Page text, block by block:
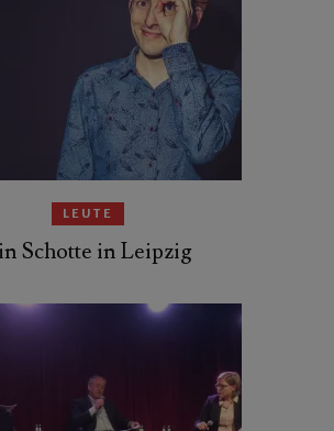
LEUTE
Schotte in Leipzig